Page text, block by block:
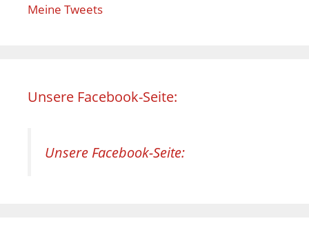
Meine Tweets
Unsere Facebook-Seite:
Unsere Facebook-Seite: